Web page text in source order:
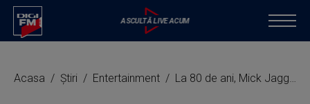
Acasa Știri Entertainment La 80 de ani, Mick Jagger se gândeşte la un nou album şi la încă un turneu: Mă bucur de ceea ce fac